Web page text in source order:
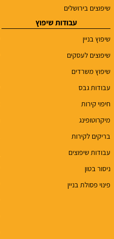
שיפוצים בירושלים
עבודות שיפוץ
שיפוץ בניין
שיפוצים לעסקים
שיפוץ משרדים
עבודות גבס
חיפוי קירות
מיקרוטופינג
בריקים לקירות
עבודות שיפוצים
ניסור בטון
פינוי פסולת בניין